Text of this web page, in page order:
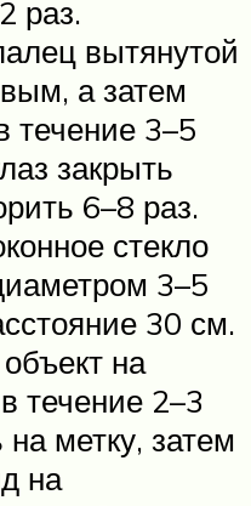
раз.
вытянутой
а затем
течение 3–5
закрыть
6–8 раз.
стекло
3–5
30 см.
на
течение 2–3
на метку, затем
на